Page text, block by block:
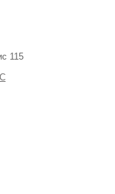
115